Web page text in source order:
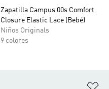
Zapatilla Campus 00s Comfort
Closure Elastic Lace (Bebé)
Niños Originals
9 colores